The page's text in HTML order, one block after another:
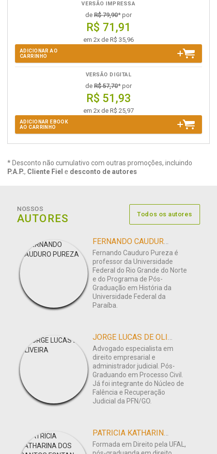
VERSÃO IMPRESSA
de R$ 79,90* por
R$ 71,91
em 2x de R$ 35,96
ADICIONAR AO
CARRINHO
VERSÃO DIGITAL
de R$ 57,70* por
R$ 51,93
em 2x de R$ 25,97
ADICIONAR EBOOK
AO CARRINHO
* Desconto não cumulativo com outras promoções, incluindo
P.A.P., Cliente Fiel e desconto de autores
NOSSOS
AUTORES Todos os autores
FERNANDO CAUDURO PUREZA
Fernando Cauduro Pureza é
professor da Universidade
Federal do Rio Grande do Norte
e do Programa de Pós-
Graduação em História da
Universidade Federal da
Paraíba.
JORGE LUCAS DE OLIVEIRA
Advogado especialista em
direito empresarial e
administrador judicial. Pós-
Graduando em Processo Civil.
Já foi integrante do Núcleo de
Falência e Recuperação
Judicial da PFN/GO.
PATRICIA KATHARINA DOS SANTOS FONTAN
Formada em Direito pela UFAL,